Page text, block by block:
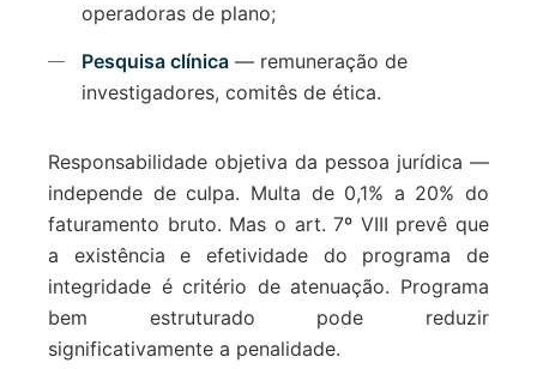
operadoras de plano;
Pesquisa clínica — remuneração de
investigadores, comitês de ética.
Responsabilidade objetiva da pessoa jurídica —
independe de culpa. Multa de 0,1% a 20% do
faturamento bruto. Mas o art. 7º VIII prevê que
a existência e efetividade do programa de
integridade é critério de atenuação. Programa
bem estruturado pode reduzir
significativamente a penalidade.